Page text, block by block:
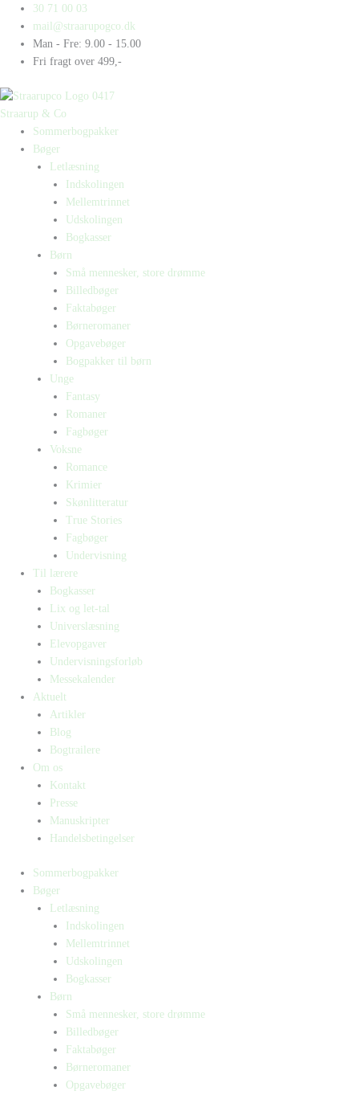
indholdet
30 71 00 03
mail@straarupogco.dk
Man - Fre: 9.00 - 15.00
Fri fragt over 499,-
Straarup & Co
Sommerbogpakker
Bøger
Letlæsning
Indskolingen
Mellemtrinnet
Udskolingen
Bogkasser
Børn
Små mennesker, store drømme
Billedbøger
Faktabøger
Børneromaner
Opgavebøger
Bogpakker til børn
Unge
Fantasy
Romaner
Fagbøger
Voksne
Romance
Krimier
Skønlitteratur
True Stories
Fagbøger
Undervisning
Til lærere
Bogkasser
Lix og let-tal
Universlæsning
Elevopgaver
Undervisningsforløb
Messekalender
Aktuelt
Artikler
Blog
Bogtrailere
Om os
Kontakt
Presse
Manuskripter
Handelsbetingelser
Sommerbogpakker
Bøger
Letlæsning
Indskolingen
Mellemtrinnet
Udskolingen
Bogkasser
Børn
Små mennesker, store drømme
Billedbøger
Faktabøger
Børneromaner
Opgavebøger
Products
search
Products
search
bandit